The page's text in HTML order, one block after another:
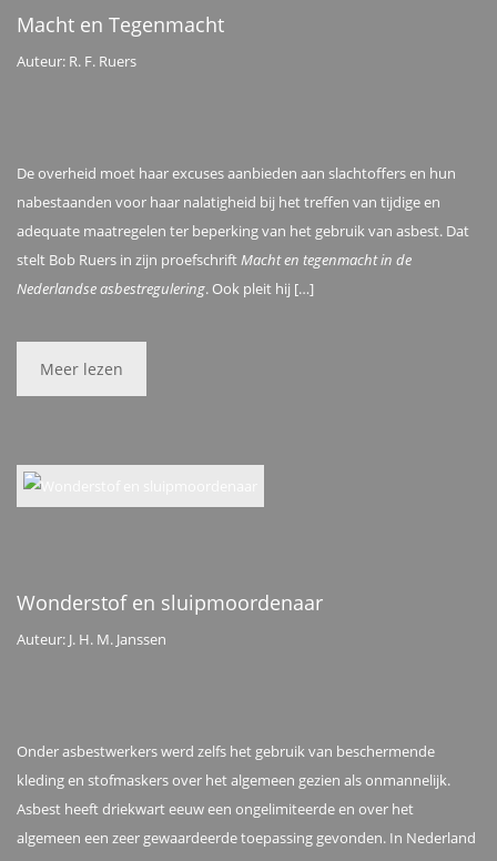
Macht en Tegenmacht
Auteur: R. F. Ruers
De overheid moet haar excuses aanbieden aan slachtoffers en hun
nabestaanden voor haar nalatigheid bij het treffen van tijdige en
adequate maatregelen ter beperking van het gebruik van asbest. Dat
stelt Bob Ruers in zijn proefschriftMacht en tegenmacht in de
Nederlandse asbestregulering. Ook pleit hij […]
Meer lezen
Wonderstof en sluipmoordenaar
Auteur: J. H. M. Janssen
Onder asbestwerkers werd zelfs het gebruik van beschermende
kleding en stofmaskers over het algemeen gezien als onmannelijk.
Asbest heeft driekwart eeuw een ongelimiteerde en over het
algemeen een zeer gewaardeerde toepassing gevonden. In Nederland